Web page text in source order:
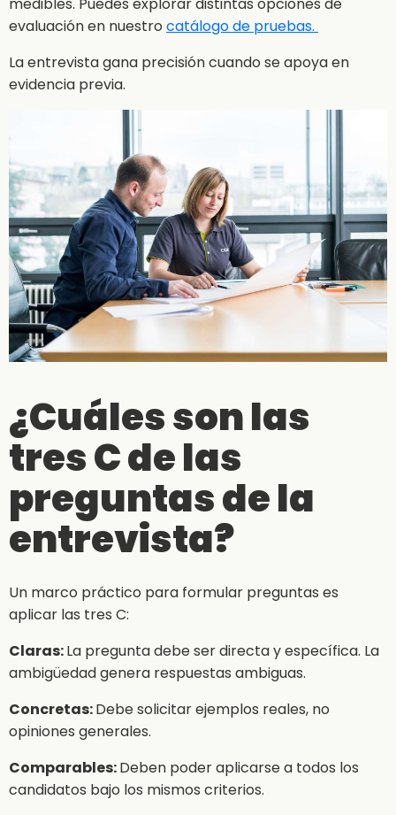
evaluación en nuestro catálogo de pruebas.
La entrevista gana precisión cuando se apoya en
evidencia previa.
¿Cuáles son las
tres C de las
preguntas de la
entrevista?
Un marco práctico para formular preguntas es
aplicar las tres C:
Claras:La pregunta debe ser directa y específica. La
ambigüedad genera respuestas ambiguas.
Concretas:Debe solicitar ejemplos reales, no
opiniones generales.
Comparables:Deben poder aplicarse a todos los
candidatos bajo los mismos criterios.